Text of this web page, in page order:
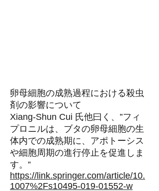
卵母細胞の成熟過程における殺虫
剤の影響について
Xiang-Shun Cui 氏他曰く、”フィ
プロニルは、ブタの卵母細胞の生
体内での成熟期に、アポトーシス
や細胞周期の進行停止を促進しま
す。”
https://link.springer.com/article/10.
1007%2Fs10495-019-01552-w